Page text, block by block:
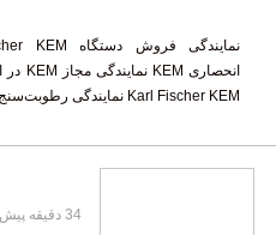
Karl Fischer KEM نمایندگی رطوبت‌سنج KEM نمایندگی د
34 دقیقه پیش